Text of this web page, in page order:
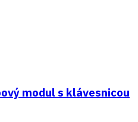
modul s klávesnicou